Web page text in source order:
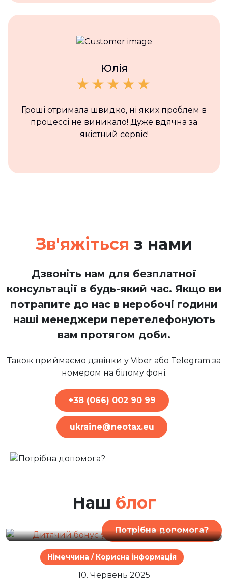
Юлія
Гроші отримала швидко, ні яких проблем в
процессі не виникало! Дуже вдячна за
якістний сервіс!
Зв'яжіться з нами
Дзвоніть нам для безплатної
консультації в будь-який час. Якщо ви
потрапите до нас в неробочі години
наші менеджери перетелефонують
вам протягом доби.
Також приймаємо дзвінки у Viber або Telegram за
номером на білому фоні.
+38 (066) 002 90 99
ukraine@neotax.eu
Потрібна допомога?
Наш блог
2. Березень 2026
Німеччині / Kindergeld
Німеччина / Корисна інформація
10. Червень 2025